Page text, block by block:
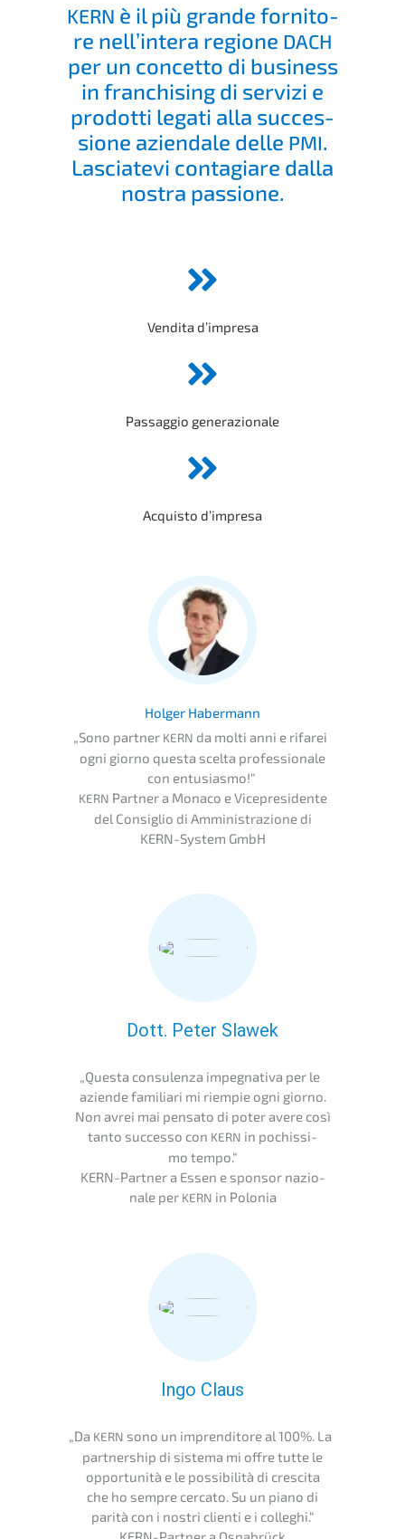
KERN è il più grande forni­to­
re nell’in­te­ra regio­ne DACH
per un concet­to di business
in franchi­sing di servi­zi e
prodot­ti legati alla succes­
sio­ne aziend­a­le delle PMI.
Lascia­te­vi conta­gia­re dalla
nostra passione.
Vendita d’impre­sa
Passag­gio generazionale
Acquis­to d’impresa
Holger Haber­mann
„Sono partner KERN da molti anni e rifarei
ogni giorno questa scelta profes­sio­na­le
con entusiasmo!“
KERN Partner a Monaco e Vicepre­si­den­te
del Consiglio di Amminis­tra­zio­ne di
KERN-System GmbH
Dott. Peter Slawek
„Questa consu­len­za impeg­na­ti­va per le
azien­de familia­ri mi riempie ogni giorno.
Non avrei mai pensa­to di poter avere così
tanto succes­so con KERN in pochis­si­
mo tempo.“
KERN-Partner a Essen e sponsor nazio­
na­le per KERN in Polonia
Ingo Claus
„Da KERN sono un impren­di­to­re al 100%. La
partner­ship di siste­ma mi offre tutte le
oppor­tu­ni­tà e le possi­bi­li­tà di cresci­ta
che ho sempre cerca­to. Su un piano di
parità con i nostri clienti e i colleghi.“